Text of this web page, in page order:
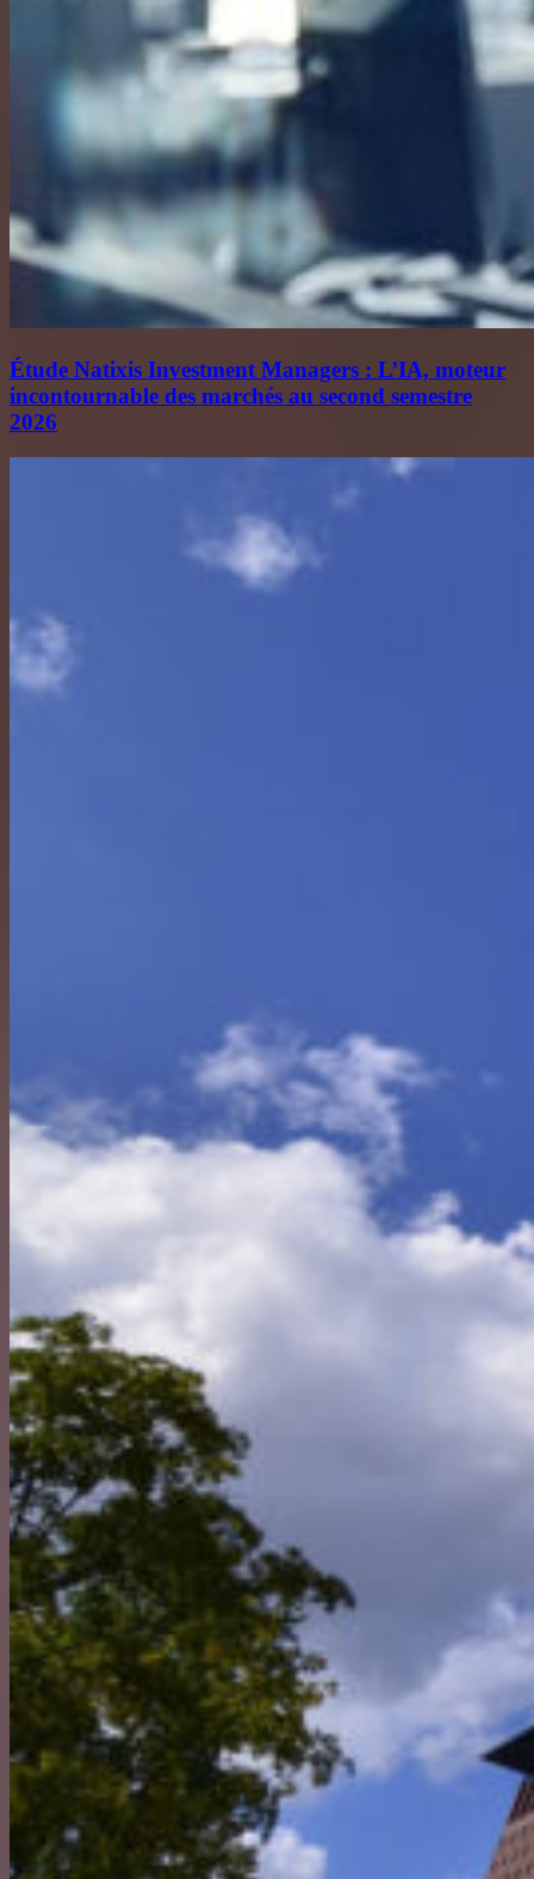
Étude Natixis Investment Managers : L’IA, moteur
incontournable des marchés au second semestre
2026